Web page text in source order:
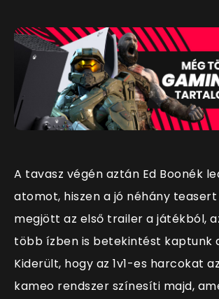
A tavasz végén aztán Ed Boonék
atomot, hiszen a jó néhány
megjött az első trailer a játékból,
több ízben is betekintést kaptunk
Kiderült, hogy az 1v1-es harcokat
kameo rendszer színesíti majd,